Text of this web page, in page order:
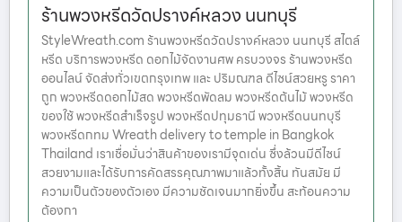
ร้านพวงหรีดวัดปรางค์หลวง นนทบุรี
StyleWreath.com ร้านพวงหรีดวัดปรางค์หลวง นนทบุรี สไตล์
หรีด บริการพวงหรีด ดอกไม้จัดงานศพ ครบวงจร ร้านพวงหรีด
ออนไลน์ จัดส่งทั่วเขตกรุงเทพ และ ปริมณฑล ดีไซน์สวยหรู ราคา
ถูก พวงหรีดดอกไม้สด พวงหรีดพัดลม พวงหรีดต้นไม้ พวงหรีด
ของใช้ พวงหรีดสำเร็จรูป พวงหรีดปทุมธานี พวงหรีดนนทบุรี
พวงหรีดกทม Wreath delivery to temple in Bangkok
Thailand เราเชื่อมั่นว่าสินค้าของเรามีจุดเด่น ซึ่งล้วนมีดีไซน์
สวยงามและได้รับการคัดสรรคุณภาพมาแล้วทั้งสิ้น ทันสมัย มี
ความเป็นตัวของตัวเอง มีความชัดเจนมากยิ่งขึ้น สะท้อนความ
ต้องกา